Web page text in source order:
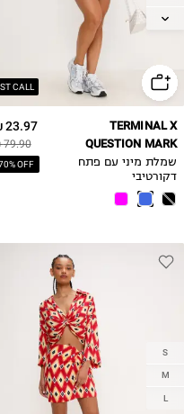
CALL
L
23.97 ₪
79.90 ₪
OFF
TERMINAL X
QUESTION MARK
שמלת מיני עם פתח
דקורטיבי
S
M
L